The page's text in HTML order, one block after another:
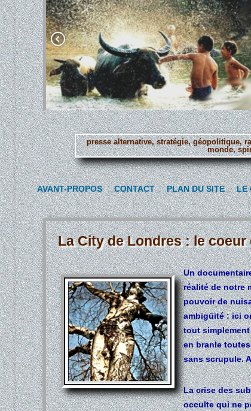
presse alternative, stratégie, géopolitique,
monde,
Aller
au
contenu
principal
AVANT-PROPOS CONTACT PLAN DU SITE LE
La City de Londres : le
Un
réalité de notre
pouvoir de
ambigüité : ici
tout
en branle
sans scrupule.
La crise des
occulte qui ne